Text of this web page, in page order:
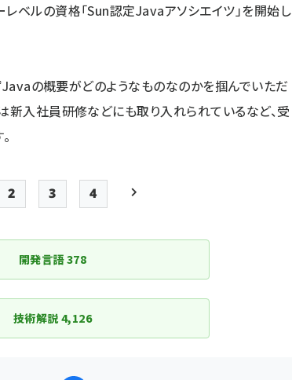
ベルの資格「Sun認定Javaアソシエイツ」を開始し
の概要がどのようなものなのかを掴んでいただ
新入社員研修などにも取り入れられているなど、受
ペー
ジ
送
り
Page
2
Page
3
Page
4
開発言語378
技術解説 4,126